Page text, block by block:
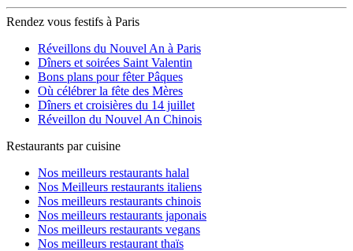
Rendez vous festifs à Paris
Réveillons du Nouvel An à Paris
Dîners et soirées Saint Valentin
Bons plans pour fêter Pâques
Où célébrer la fête des Mères
Dîners et croisières du 14 juillet
Réveillon du Nouvel An Chinois
Restaurants par cuisine
Nos meilleurs restaurants halal
Nos Meilleurs restaurants italiens
Nos meilleurs restaurants chinois
Nos meilleurs restaurants japonais
Nos meilleurs restaurants vegans
Nos meilleurs restaurant thaïs